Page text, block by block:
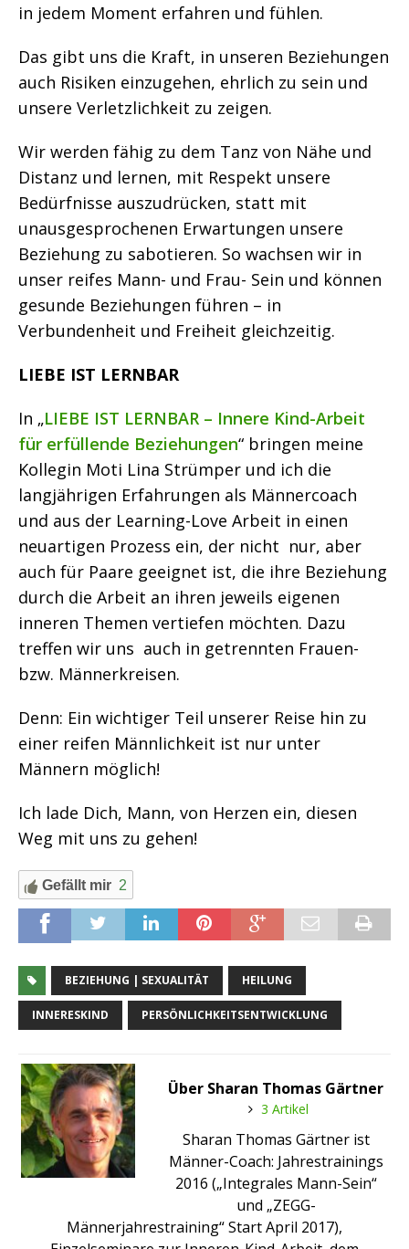
in jedem Moment erfahren und fühlen.
Das gibt uns die Kraft, in unseren Beziehungen
auch Risiken einzugehen, ehrlich zu sein und
unsere Verletzlichkeit zu zeigen.
Wir werden fähig zu dem Tanz von Nähe und
Distanz und lernen, mit Respekt unsere
Bedürfnisse auszudrücken, statt mit
unausgesprochenen Erwartungen unsere
Beziehung zu sabotieren. So wachsen wir in
unser reifes Mann- und Frau- Sein und können
gesunde Beziehungen führen – in
Verbundenheit und Freiheit gleichzeitig.
LIEBE IST LERNBAR
In „LIEBE IST LERNBAR – Innere Kind-Arbeit
für erfüllende Beziehungen“ bringen meine
Kollegin Moti Lina Strümper und ich die
langjährigen Erfahrungen als Männercoach
und aus der Learning-Love Arbeit in einen
neuartigen Prozess ein, der nicht nur, aber
auch für Paare geeignet ist, die ihre Beziehung
durch die Arbeit an ihren jeweils eigenen
inneren Themen vertiefen möchten. Dazu
treffen wir uns auch in getrennten Frauen-
bzw. Männerkreisen.
Denn: Ein wichtiger Teil unserer Reise hin zu
einer reifen Männlichkeit ist nur unter
Männern möglich!
Ich lade Dich, Mann, von Herzen ein, diesen
Weg mit uns zu gehen!
Gefällt mir 2
BEZIEHUNG | SEXUALITÄT HEILUNG
INNERESKIND PERSÖNLICHKEITSENTWICKLUNG
Über Sharan Thomas Gärtner
3 Artikel
Sharan Thomas Gärtner ist
Männer-Coach: Jahrestrainings
2016 („Integrales Mann-Sein“
und „ZEGG-
Männerjahrestraining“ Start April 2017),